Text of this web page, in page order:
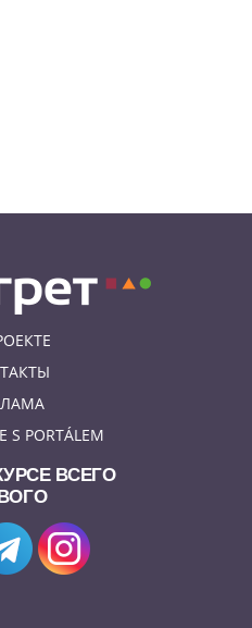
S PORTÁLEM
ВСЕГО